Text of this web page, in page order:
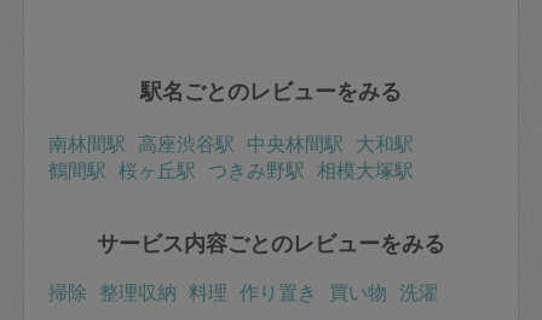
駅名ごとのレビューをみる
南林間駅 高座渋谷駅 中央林間駅 大和駅
鶴間駅 桜ヶ丘駅 つきみ野駅 相模大塚駅
サービス内容ごとのレビューをみる
掃除 整理収納 料理 作り置き 買い物 洗濯